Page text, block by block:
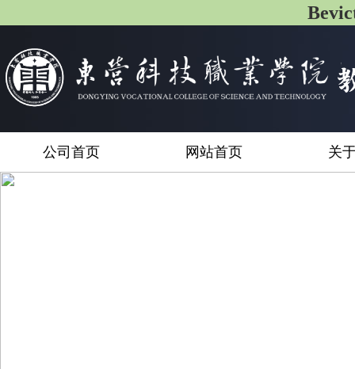
公司首页 网站首页 关